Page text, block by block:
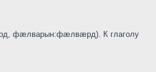
фæлварын:фæлвæрд). К глаголу